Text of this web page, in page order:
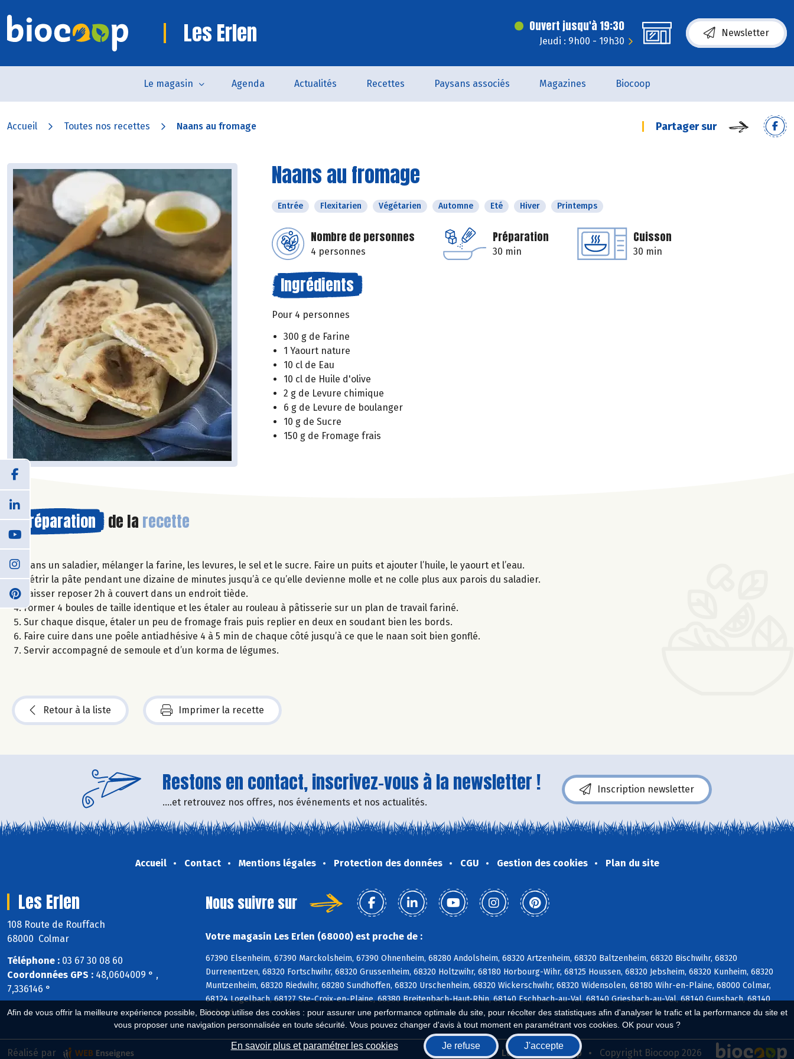
Afin de vous offrir la meilleure expérience possible, Biocoop utilise des cookies : pour assurer une performance optimale du site, pour récolter des statistiques afin d'analyser le trafic et la performance du site et
vous proposer une navigation personnalisée en toute sécurité. Vous pouvez changer d'avis à tout moment en paramétrant vos cookies. OK pour vous ?
En savoir plus et paramétrer les cookies Je refuse J'accepte
Les Erlen Ouvert jusqu'à 19:30
Jeudi : 9h00 - 19h30
Newsletter
Le magasin Agenda Actualités Recettes Paysans associés Magazines Biocoop
Accueil Toutes nos recettes Naans au fromage Partager sur
Naans au fromage
Entrée Flexitarien Végétarien Automne Eté Hiver Printemps
Nombre de personnes
4 personnes
Préparation
30 min
Cuisson
30 min
Ingrédients
Pour 4 personnes
300 g de Farine
1 Yaourt nature
10 cl de Eau
10 cl de Huile d'olive
2 g de Levure chimique
6 g de Levure de boulanger
10 g de Sucre
150 g de Fromage frais
Préparation de la recette
Dans un saladier, mélanger la farine, les levures, le sel et le sucre. Faire un puits et ajouter l’huile, le yaourt et l’eau.
Pétrir la pâte pendant une dizaine de minutes jusqu’à ce qu’elle devienne molle et ne colle plus aux parois du saladier.
Laisser reposer 2h à couvert dans un endroit tiède.
Former 4 boules de taille identique et les étaler au rouleau à pâtisserie sur un plan de travail fariné.
Sur chaque disque, étaler un peu de fromage frais puis replier en deux en soudant bien les bords.
Faire cuire dans une poêle antiadhésive 4 à 5 min de chaque côté jusqu’à ce que le naan soit bien gonflé.
Servir accompagné de semoule et d’un korma de légumes.
Retour à la liste Imprimer la recette
Restons en contact, inscrivez-vous à la newsletter !
....et retrouvez nos offres, nos événements et nos actualités.
Inscription newsletter
Accueil Contact Mentions légales Protection des données CGU Gestion des cookies Plan du site
Les Erlen
108 Route de Rouffach
68000 Colmar
Téléphone : 03 67 30 08 60
Coordonnées GPS : 48,0604009 ° ,
7,336146 °
Nous suivre sur
Votre magasin Les Erlen (68000) est proche de :
67390 Elsenheim, 67390 Marckolsheim, 67390 Ohnenheim, 68280 Andolsheim, 68320 Artzenheim, 68320 Baltzenheim, 68320 Bischwihr, 68320
Durrenentzen, 68320 Fortschwihr, 68320 Grussenheim, 68320 Holtzwihr, 68180 Horbourg-Wihr, 68125 Houssen, 68320 Jebsheim, 68320 Kunheim, 68320
Muntzenheim, 68320 Riedwihr, 68280 Sundhoffen, 68320 Urschenheim, 68320 Wickerschwihr, 68320 Widensolen, 68180 Wihr-en-Plaine, 68000 Colmar,
68124 Logelbach, 68127 Ste-Croix-en-Plaine, 68380 Breitenbach-Haut-Rhin, 68140 Eschbach-au-Val, 68140 Griesbach-au-Val, 68140 Gunsbach, 68140
Hohrod
Biocoop.fr Le réseau Biocoop Copyright Biocoop 2026
Réalisé par